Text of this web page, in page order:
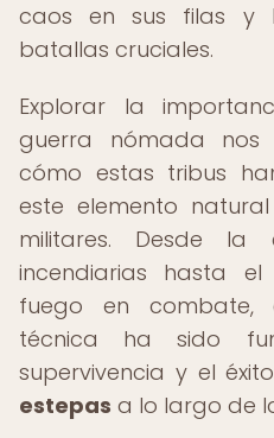
caos en sus filas y
batallas cruciales.
Explorar la
guerra nómada nos
cómo estas tribus
este elemento
militares. Desde la
incendiarias hasta
fuego en
técnica ha sido
supervivencia y el
estepas a lo largo de